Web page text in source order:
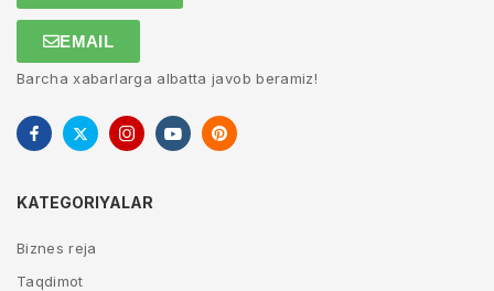
EMAIL
Barcha xabarlarga albatta javob beramiz!
KATEGORIYALAR
Biznes reja
Taqdimot